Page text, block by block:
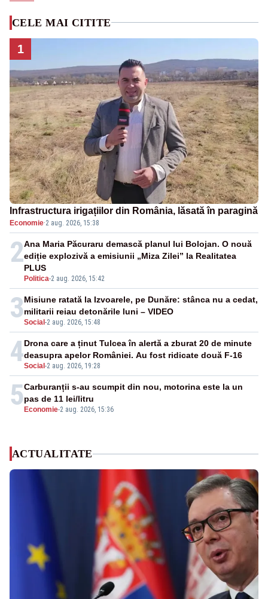
CELE MAI CITITE
1
Infrastructura irigațiilor din România, lăsată în paragină
Economie·2 aug. 2026, 15:38
2
Politica-2 aug. 2026, 15:42
Ana Maria Păcuraru demască planul lui Bolojan. O nouă
ediție explozivă a emisiunii „Miza Zilei” la Realitatea
PLUS
3Social -2 aug. 2026, 15:48
Misiune ratată la Izvoarele, pe Dunăre: stânca nu a cedat,
militarii reiau detonările luni – VIDEO
4Social -2 aug. 2026, 19:28
Drona care a ținut Tulcea în alertă a zburat 20 de minute
deasupra apelor României. Au fost ridicate două F-16
5 Economie-2 aug. 2026, 15:36
Carburanții s-au scumpit din nou, motorina este la un
pas de 11 lei/litru
ACTUALITATE